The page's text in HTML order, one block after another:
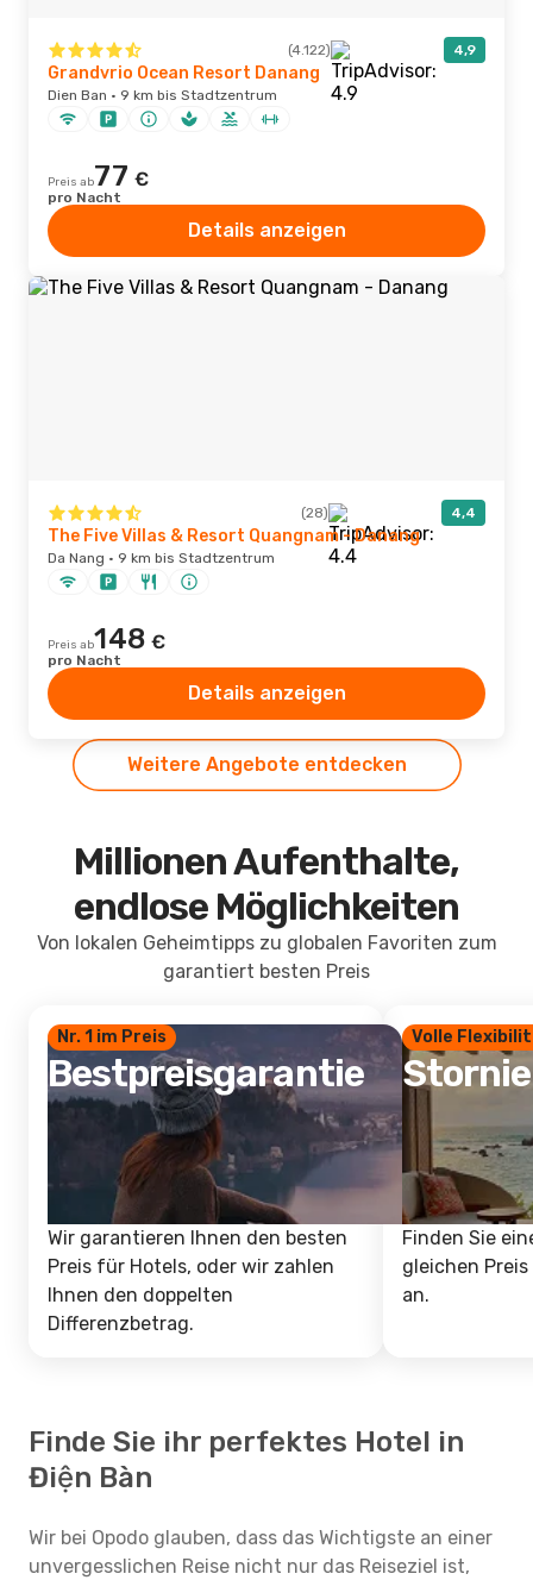
(4.122) 4,9
Grandvrio Ocean Resort Danang
Dien Ban · 9 km bis Stadtzentrum
Preis ab77 €
pro Nacht
Details anzeigen
(28) 4,4
The Five Villas & Resort Quangnam - Danang
Da Nang · 9 km bis Stadtzentrum
Preis ab148 €
pro Nacht
Details anzeigen
Weitere Angebote entdecken
Millionen Aufenthalte,
endlose Möglichkeiten
Von lokalen Geheimtipps zu globalen Favoriten zum
garantiert besten Preis
Nr. 1 im Preis
Bestpreisgarantie
Wir garantieren Ihnen den besten
Preis für Hotels, oder wir zahlen
Ihnen den doppelten
Differenzbetrag.
Volle
Finden Sie
gleichen
an.
Finde Sie ihr perfektes Hotel in
Điện Bàn
Wir bei Opodo glauben, dass das Wichtigste an einer
unvergesslichen Reise nicht nur das Reiseziel ist,